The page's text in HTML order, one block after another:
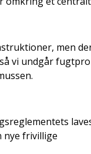
men
vi undgår
nye frivillige